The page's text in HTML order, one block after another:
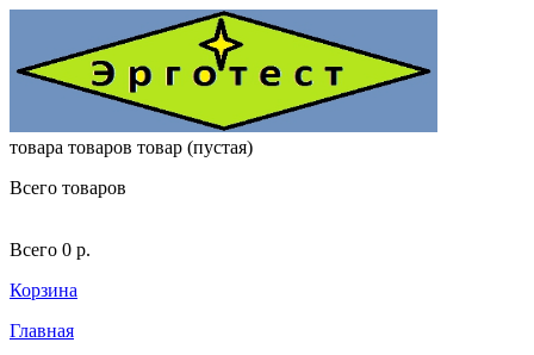
товара товаров товар (пустая)
Всего товаров
Всего 0 р.
Корзина
Главная